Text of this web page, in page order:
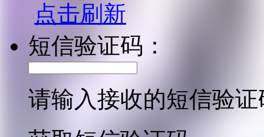
点击刷新
短信验证码：
请输入接收的短信验证